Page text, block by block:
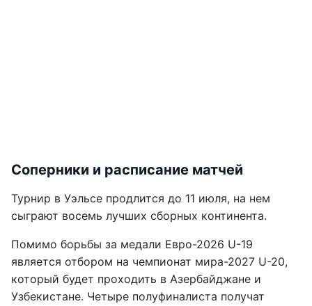
Соперники и расписание матчей
Турнир в Уэльсе продлится до 11 июля, на нем
сыграют восемь лучших сборных континента.
Помимо борьбы за медали Евро-2026 U-19
является отбором на чемпионат мира-2027 U-20,
который будет проходить в Азербайджане и
Узбекистане. Четыре полуфиналиста получат